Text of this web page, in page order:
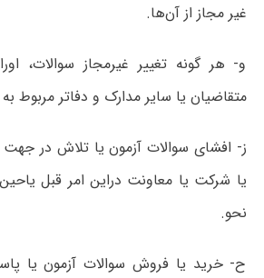
غیر مجاز از آن‌ها.
و- هر گونه تغییر غیرمجاز سوالات،
متقاضیان یا سایر مدارک و دفاتر مربوط
ز- افشای سوالات آزمون یا تلاش در
یا شرکت یا معاونت دراین امر قبل
نحو.
ح- خرید یا فروش سوالات آزمون یا